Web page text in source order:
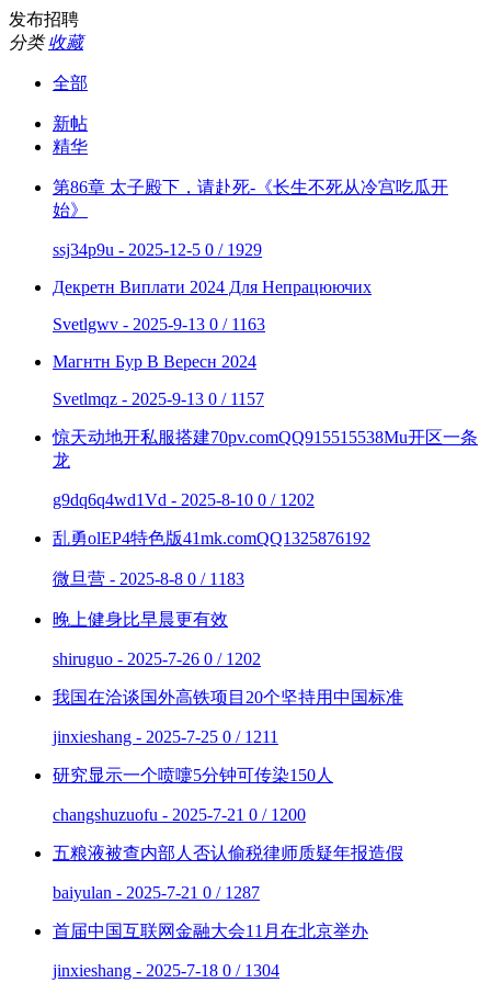
发布招聘
分类 收藏
全部
新帖
精华
第86章 太子殿下，请赴死-《长生不死从冷宫吃瓜开
始》
ssj34p9u - 2025-12-5 0 / 1929
Декретн Виплати 2024 Для Непрацюючих
Svetlgwv - 2025-9-13 0 / 1163
Магнтн Бур В Вересн 2024
Svetlmqz - 2025-9-13 0 / 1157
惊天动地开私服搭建70pv.comQQ915515538Mu开区一条
龙
g9dq6q4wd1Vd - 2025-8-10 0 / 1202
乱勇olEP4特色版41mk.comQQ1325876192
微旦营 - 2025-8-8 0 / 1183
晚上健身比早晨更有效
shiruguo - 2025-7-26 0 / 1202
我国在洽谈国外高铁项目20个坚持用中国标准
jinxieshang - 2025-7-25 0 / 1211
研究显示一个喷嚏5分钟可传染150人
changshuzuofu - 2025-7-21 0 / 1200
五粮液被查内部人否认偷税律师质疑年报造假
baiyulan - 2025-7-21 0 / 1287
首届中国互联网金融大会11月在北京举办
jinxieshang - 2025-7-18 0 / 1304